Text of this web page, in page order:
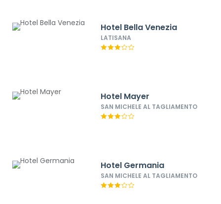
Hotel Bella Venezia
LATISANA
Hotel Mayer
SAN MICHELE AL TAGLIAMENTO
Hotel Germania
SAN MICHELE AL TAGLIAMENTO